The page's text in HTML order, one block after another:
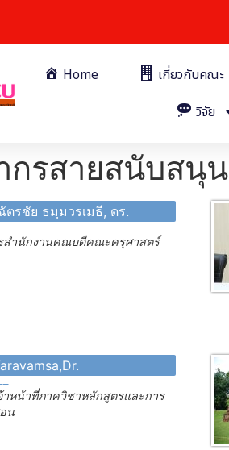
Home เกี่ยวกับคณะ
วิจัย
กรสายสนับสนุน
รชัย ธมฺมวรเมธี, ดร.
สำนักงานคณบดีคณะครุศาสตร์
าหน้าที่ภาควิชาหลักสูตรและการ
น